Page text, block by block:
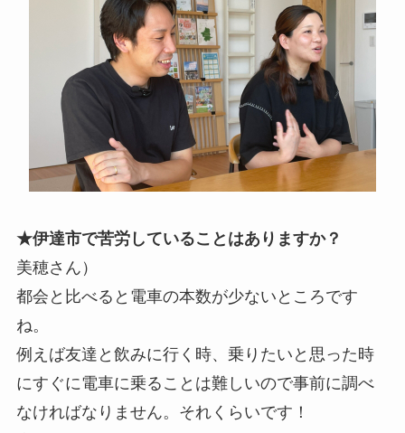
★伊達市で苦労していることはありますか？
美穂さん）
都会と比べると電車の本数が少ないところです
ね。
例えば友達と飲みに行く時、乗りたいと思った時
にすぐに電車に乗ることは難しいので事前に調べ
なければなりません。それくらいです！